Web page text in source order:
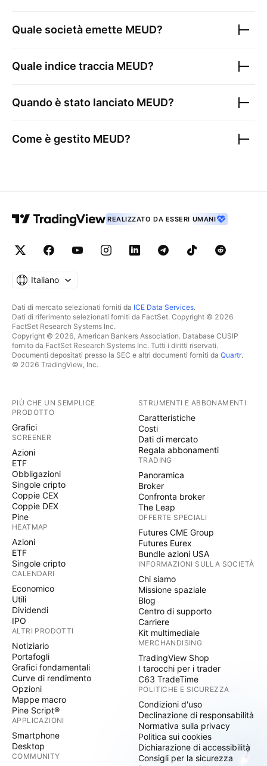
Quale società emette MEUD?
Quale indice traccia MEUD?
Quando è stato lanciato MEUD?
Come è gestito MEUD?
REALIZZATO DA ESSERI UMANI
Italiano
Dati di mercato selezionati forniti da ICE Data Services.
Dati di riferimento selezionati forniti da FactSet. Copyright © 2026
FactSet Research Systems Inc.
Copyright © 2026, American Bankers Association. Database CUSIP
fornito da FactSet Research Systems Inc. Tutti i diritti riservati.
Documenti depositati presso la SEC e altri documenti forniti da Quartr.
© 2026 TradingView, Inc.
PIÙ CHE UN SEMPLICE
PRODOTTO
Grafici
SCREENER
Azioni
ETF
Obbligazioni
Singole cripto
Coppie CEX
Coppie DEX
Pine
HEATMAP
Azioni
ETF
Singole cripto
CALENDARI
Economico
Utili
Dividendi
IPO
ALTRI PRODOTTI
Notiziario
Portafogli
Grafici fondamentali
Curve di rendimento
Opzioni
Mappe macro
Pine Script®
APPLICAZIONI
Smartphone
Desktop
COMMUNITY
STRUMENTI E ABBONAMENTI
Caratteristiche
Costi
Dati di mercato
Regala abbonamenti
TRADING
Panoramica
Broker
Confronta broker
The Leap
OFFERTE SPECIALI
Futures CME Group
Futures Eurex
Bundle azioni USA
INFORMAZIONI SULLA SOCIETÀ
Chi siamo
Missione spaziale
Blog
Centro di supporto
Carriere
Kit multimediale
MERCHANDISING
TradingView Shop
I tarocchi per i trader
C63 TradeTime
POLITICHE E SICUREZZA
Condizioni d'uso
Declinazione di responsabilità
Normativa sulla privacy
Politica sui cookies
Dichiarazione di accessibilità
Consigli per la sicurezza